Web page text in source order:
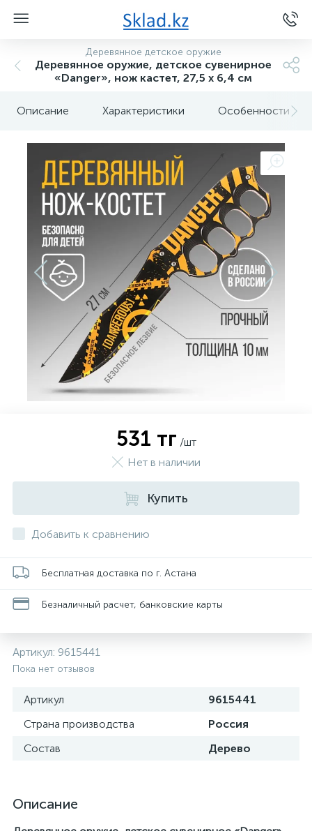
Деревянное детское оружие
Деревянное оружие, детское сувенирное
«Danger», нож кастет, 27,5 х 6,4 см
Описание Характеристики Особенности
531 тг /шт
Нет в наличии
Купить
Добавить к сравнению
Бесплатная доставка по г. Астана
Безналичный расчет, банковские карты
Артикул: 9615441
Пока нет отзывов
Артикул
9615441
Страна производства
Россия
Состав
Дерево
Описание